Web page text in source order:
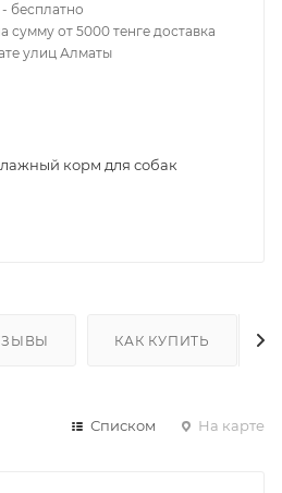
бесплатно
сумму от 5000 тенге доставка
улиц Алматы
корм для собак
КАК КУПИТЬ
Списком На карте